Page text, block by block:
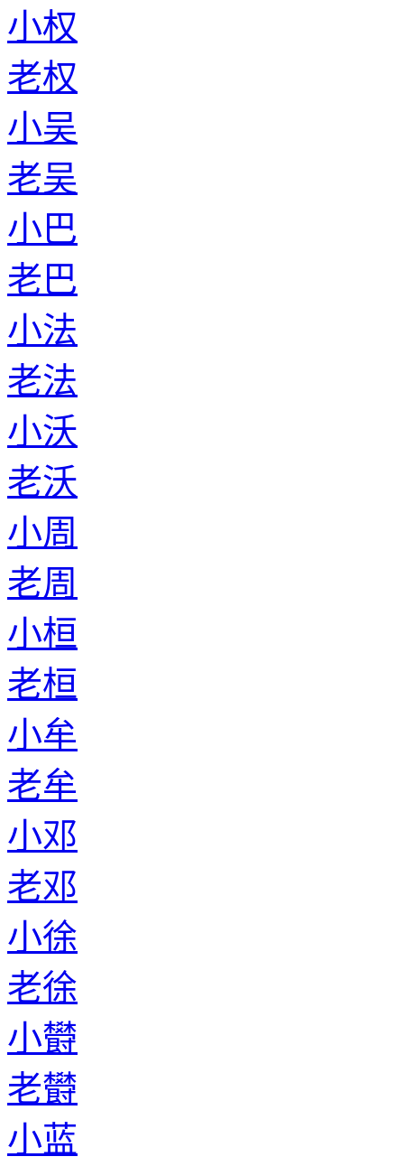
小权
老权
小吴
老吴
小巴
老巴
小法
老法
小沃
老沃
小周
老周
小桓
老桓
小牟
老牟
小邓
老邓
小徐
老徐
小欎
老欎
小蓝